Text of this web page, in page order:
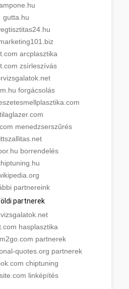
gutta.hu
arcplasztika
zsírleszívás
forgácsolás
menedzserszűrés
borrendelés
partnereink
partnerek
hasplasztika
partnerek
quotes.org partnerek
chiptuning
linképítés